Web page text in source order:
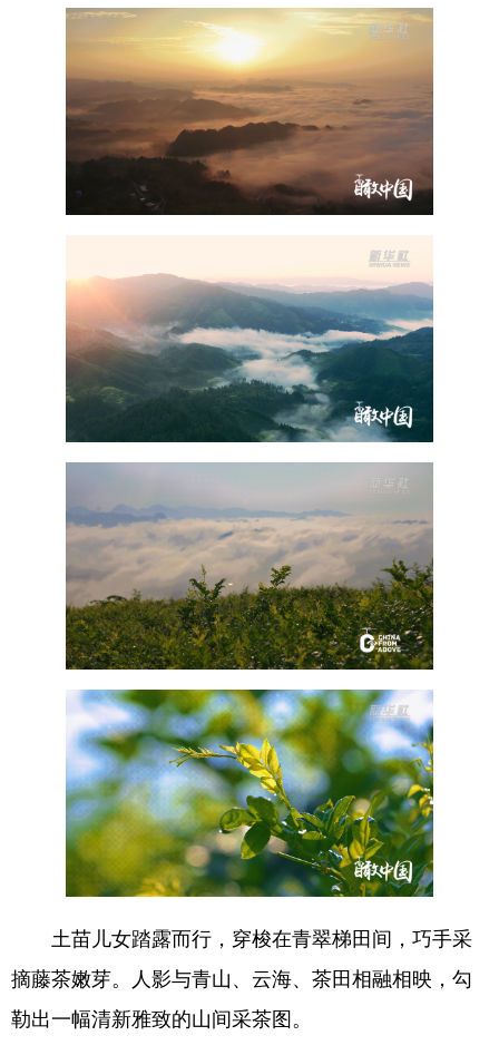
天津 河北
辽宁 吉林 上海 江苏
浙江 安徽 福建
河南 湖北 湖南
贵州
陕西 甘肃 青海 宁夏
新疆 黑龙江
多语种频道
عربى
Русский язык 日本語 한국어
Português
土苗儿女踏露而行，穿梭在青翠梯田间，巧手采
摘藤茶嫩芽。人影与青山、云海、茶田相融相映，勾
勒出一幅清新雅致的山间采茶图。